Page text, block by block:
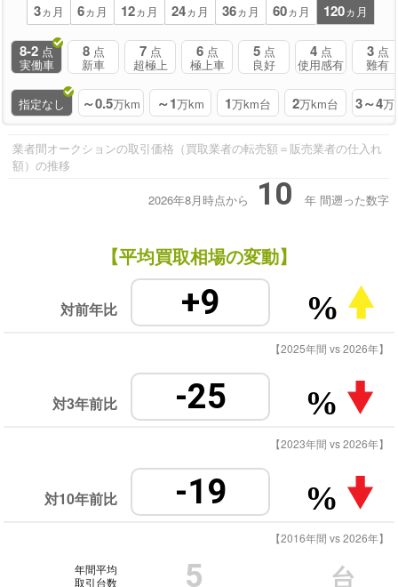
3ヵ月 6ヵ月 12ヵ月 24ヵ月 36ヵ月 60ヵ月 120ヵ月
8-2 点
実働車
8 点
新車
7 点
超極上
6 点
極上車
5 点
良好
4 点
使用感有
3 点
難有
指定なし ～0.5万km ～1万km 1万km台 2万km台 3～4万
業者間オークションの取引価格（買取業者の転売額＝販売業者の仕入れ
額）の推移
2026年8月時点から 10 年 間遡った数字
【平均買取相場の変動】
対前年比 +9 %
【2025年間 vs 2026年】
対3年前比 -25 %
【2023年間 vs 2026年】
対10年前比 -19 %
【2016年間 vs 2026年】
年間平均
取引台数
5 台